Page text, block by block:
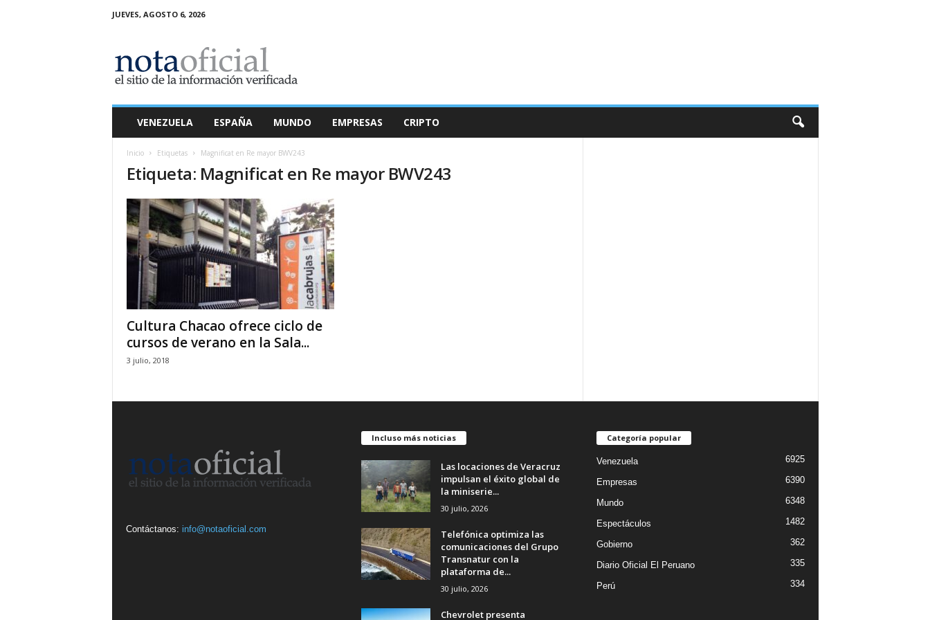
JUEVES, AGOSTO 6, 2026
a
O
VENEZUELA ESPAÑA MUNDO EMPRESAS CRIPTO
Inicio Etiquetas Magnificat en Re mayor BWV243
Etiqueta: Magnificat en Re mayor BWV243
Cultura Chacao ofrece ciclo de
cursos de verano en la Sala...
3 julio, 2018
Contáctanos: info@notaoficial.com
Incluso más noticias
Las locaciones de Veracruz
impulsan el éxito global de
la miniserie...
30 julio, 2026
Telefónica optimiza las
comunicaciones del Grupo
Transnatur con la
plataforma de...
30 julio, 2026
Chevrolet presenta
Categoría popular
Venezuela 6925
Empresas 6390
Mundo 6348
Espectáculos 1482
Gobierno 362
Diario Oficial El Peruano 335
Perú 334